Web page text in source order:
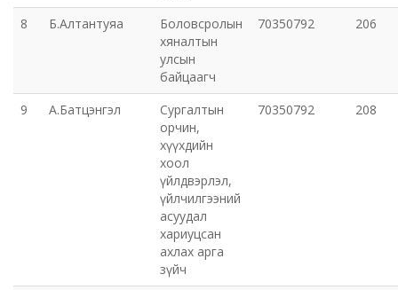
8 Б.Алтантуяа
Боловсролын
хяналтын
улсын
байцаагч
70350792 206
9 А.Батцэнгэл
Сургалтын
орчин,
хүүхдийн
хоол
үйлдвэрлэл,
үйлчилгээний
асуудал
хариуцсан
ахлах арга
зүйч
70350792 208